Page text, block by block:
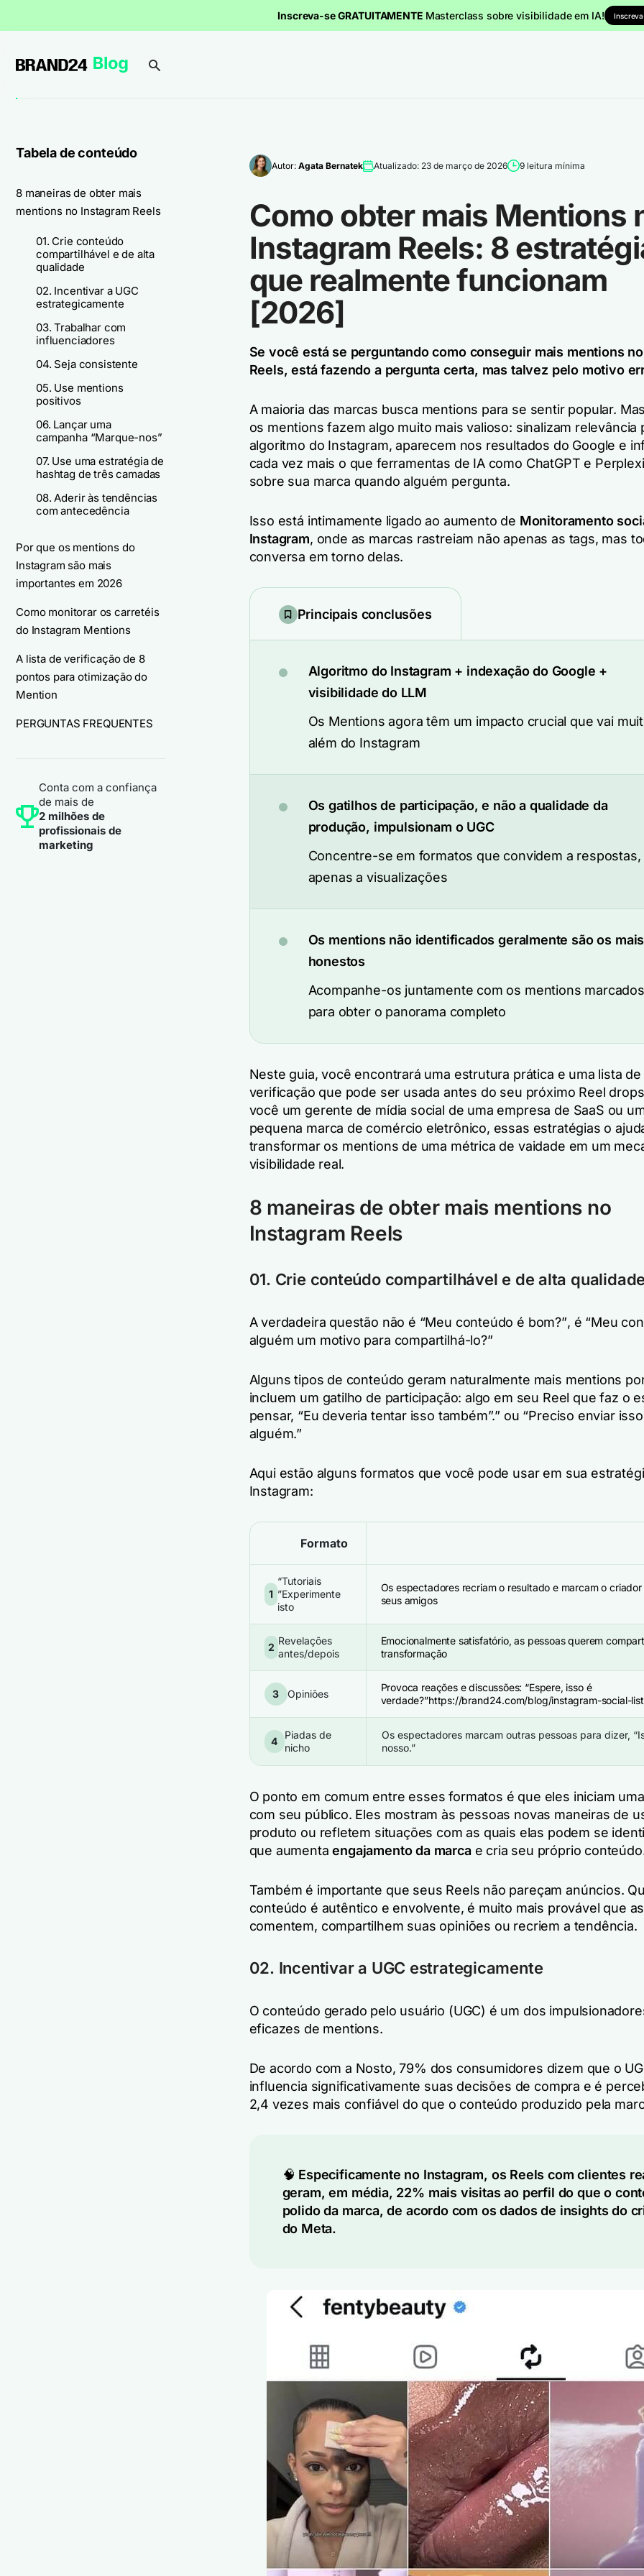
Inscreva-se GRATUITAMENTE Masterclass sobre visibilidade em IA!
Tabela de conteúdo
8 maneiras de obter mais
mentions no Instagram Reels
01. Crie conteúdo
compartilhável e de alta
qualidade
02. Incentivar a UGC
estrategicamente
03. Trabalhar com
influenciadores
04. Seja consistente
05. Use mentions
positivos
06. Lançar uma
campanha “Marque-nos”
07. Use uma estratégia de
hashtag de três camadas
08. Aderir às tendências
com antecedência
Por que os mentions do
Instagram são mais
importantes em 2026
Como monitorar os carretéis
do Instagram Mentions
A lista de verificação de 8
pontos para otimização do
Mention
PERGUNTAS FREQUENTES
Conta com a confiança
de mais de
2 milhões de
profissionais de
marketing
Autor: Agata Bernatek Atualizado: 23 de março de 2026 9 leitura mínima
Como obter mais Mentions
Instagram Reels: 8
que realmente funcionam
[2026]
Se você está se perguntando como conseguir mais mentions
Reels, está fazendo a pergunta certa, mas talvez pelo motivo
A maioria das marcas busca mentions para se sentir popular.
os mentions fazem algo muito mais valioso: sinalizam relevância
algoritmo do Instagram, aparecem nos resultados do Google e
cada vez mais o que ferramentas de IA como ChatGPT e
sobre sua marca quando alguém pergunta.
Isso está intimamente ligado ao aumento de Monitoramento
Instagram, onde as marcas rastreiam não apenas as tags, mas
conversa em torno delas.
Principais conclusões
Algoritmo do Instagram + indexação do Google +
visibilidade do LLM
Os Mentions agora têm um impacto crucial que vai
além do Instagram
Os gatilhos de participação, e não a qualidade da
produção, impulsionam o UGC
Concentre-se em formatos que convidem a respostas,
apenas a visualizações
Os mentions não identificados geralmente são os mais
honestos
Acompanhe-os juntamente com os mentions marcados
para obter o panorama completo
Neste guia, você encontrará uma estrutura prática e uma lista de
verificação que pode ser usada antes do seu próximo Reel
você um gerente de mídia social de uma empresa de SaaS ou
pequena marca de comércio eletrônico, essas estratégias o
transformar os mentions de uma métrica de vaidade em um
visibilidade real.
8 maneiras de obter mais mentions no
Instagram Reels
01. Crie conteúdo compartilhável e de alta qualidade
A verdadeira questão não é “Meu conteúdo é bom?”, é “Meu
alguém um motivo para compartilhá-lo?”
Alguns tipos de conteúdo geram naturalmente mais mentions
incluem um gatilho de participação: algo em seu Reel que faz o
pensar, “Eu deveria tentar isso também”.” ou “Preciso enviar
alguém.”
Aqui estão alguns formatos que você pode usar em sua
Instagram:
Formato
1
“Tutoriais
”Experimente
isto
Os espectadores recriam o resultado e marcam o criador
seus amigos
2
Revelações
antes/depois
Emocionalmente satisfatório, as pessoas querem
transformação
3 Opiniões
Provoca reações e discussões: “Espere, isso é
verdade?”https://brand24.com/blog/instagram-social-
4
Piadas de
nicho
Os espectadores marcam outras pessoas para dizer,
nosso.”
O ponto em comum entre esses formatos é que eles iniciam
com seu público. Eles mostram às pessoas novas maneiras de
produto ou refletem situações com as quais elas podem se
que aumentaengajamento da marcae cria seu próprio
Também é importante que seus Reels não pareçam anúncios.
conteúdo é autêntico e envolvente, é muito mais provável que
comentem, compartilhem suas opiniões ou recriem a tendência.
02. Incentivar a UGC estrategicamente
O conteúdo gerado pelo usuário (UGC) é um dos
eficazes de mentions.
De acordo com a Nosto, 79% dos consumidores dizem que o
influencia significativamente suas decisões de compra e é
2,4 vezes mais confiável do que o conteúdo produzido pela
🧠 Especificamente no Instagram, os Reels com clientes
geram, em média, 22% mais visitas ao perfil do que o
polido da marca, de acordo com os dados de insights do
do Meta.